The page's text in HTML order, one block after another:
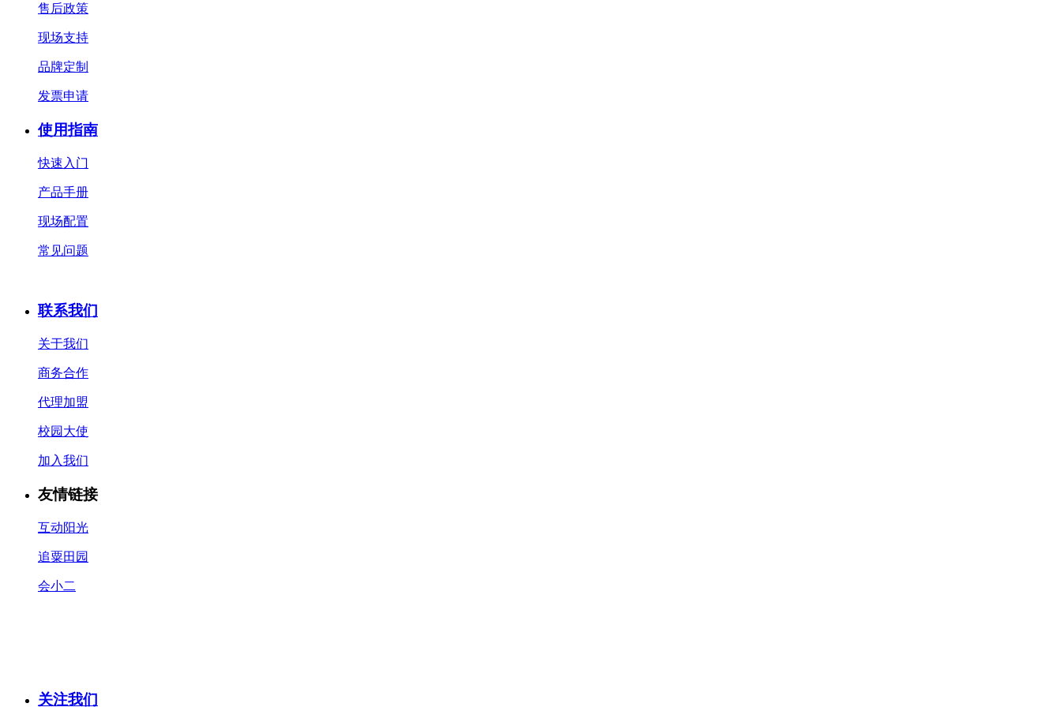
售后政策
现场支持
品牌定制
发票申请
使用指南
快速入门
产品手册
现场配置
常见问题
联系我们
关于我们
商务合作
代理加盟
校园大使
加入我们
友情链接
互动阳光
追粟田园
会小二
关注我们